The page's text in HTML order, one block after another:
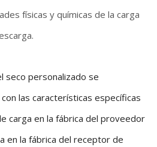
físicas y químicas de la carga
seco personalizado se
las características específicas
carga en la fábrica del proveedor
en la fábrica del receptor de